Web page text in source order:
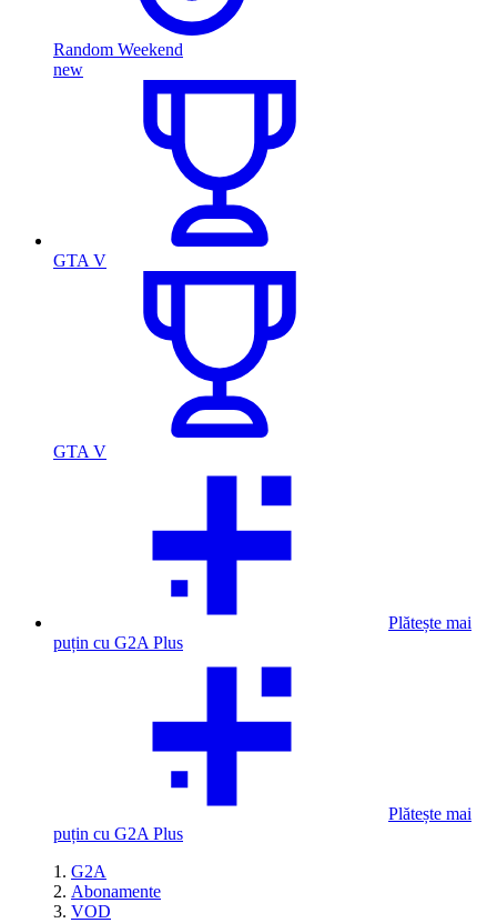
Random Weekend
new
GTA V
GTA V
Plătește mai
puțin cu G2A Plus
Plătește mai
puțin cu G2A Plus
G2A
Abonamente
VOD